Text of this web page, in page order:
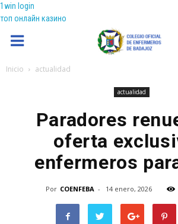
1win login
топ онлайн казино
Coenfeba
Inicio actualidad
actualidad
Paradores
oferta
enfermeros
Por COENFEBA - 14 enero, 2026